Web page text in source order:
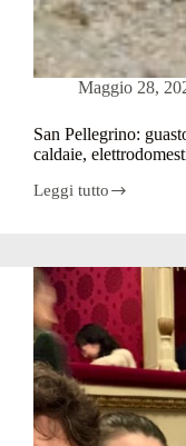
Maggio 28,
San Pellegrino:
caldaie,
Leggi tutto
San
rete
Enel
fa
“strage”
di
caldaie,
elettrodomestici
e
cancelli